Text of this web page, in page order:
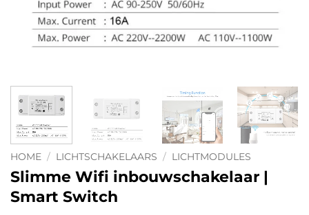
HOME / LICHTSCHAKELAARS / LICHTMODULES
Slimme Wifi inbouwschakelaar |
Smart Switch